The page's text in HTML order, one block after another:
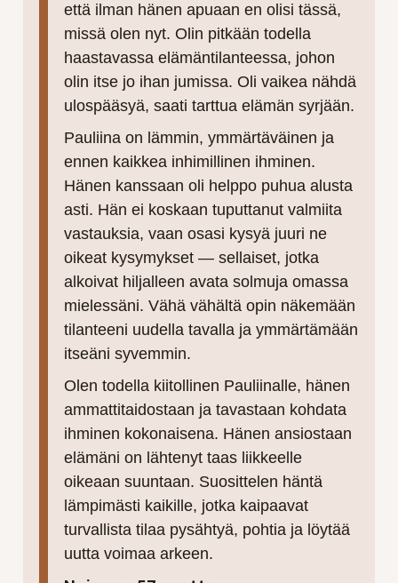
että ilman hänen apuaan en olisi tässä,
missä olen nyt. Olin pitkään todella
haastavassa elämäntilanteessa, johon
olin itse jo ihan jumissa. Oli vaikea nähdä
ulospääsyä, saati tarttua elämän syrjään.
Pauliina on lämmin, ymmärtäväinen ja
ennen kaikkea inhimillinen ihminen.
Hänen kanssaan oli helppo puhua alusta
asti. Hän ei koskaan tuputtanut valmiita
vastauksia, vaan osasi kysyä juuri ne
oikeat kysymykset — sellaiset, jotka
alkoivat hiljalleen avata solmuja omassa
mielessäni. Vähä vähältä opin näkemään
tilanteeni uudella tavalla ja ymmärtämään
itseäni syvemmin.
Olen todella kiitollinen Pauliinalle, hänen
ammattitaidostaan ja tavastaan kohdata
ihminen kokonaisena. Hänen ansiostaan
elämäni on lähtenyt taas liikkeelle
oikeaan suuntaan. Suosittelen häntä
lämpimästi kaikille, jotka kaipaavat
turvallista tilaa pysähtyä, pohtia ja löytää
uutta voimaa arkeen.